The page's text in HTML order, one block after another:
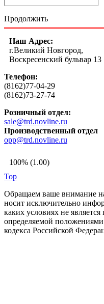
Продолжить
Наш Адрес:
г.Великий Новгород,
Воскресенский бульвар 13
Телефон:
(8162)77-04-29
(8162)73-27-74
Розничный отдел:
sale@trd.novline.ru
Производственный отдел
opp@trd.novline.ru
100% (1.00)
Top
Обращаем ваше внимание
носит исключительно
каких условиях не
определяемой
кодекса Российской